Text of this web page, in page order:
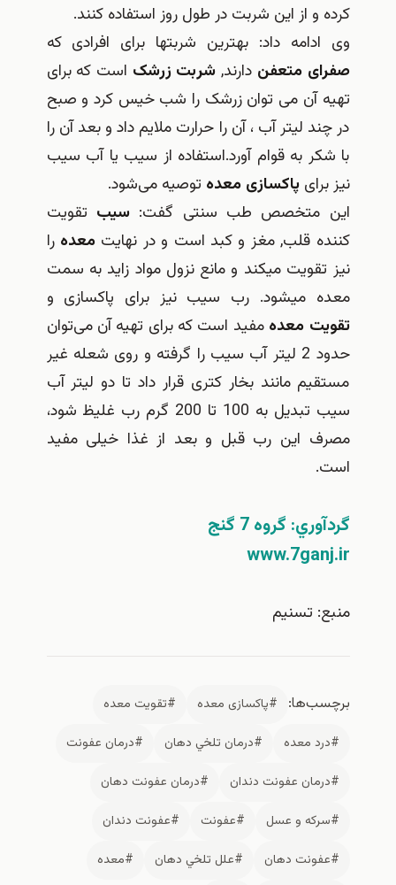
کرده و از این شربت در طول روز استفاده کنند.
وی ادامه داد: بهترین شربت‎ها برای افرادی که
صفرای متعفن دارند, شربت زرشک است که برای
تهیه آن می توان زرشک را شب خیس کرد و صبح
در چند لیتر آب ، آن را حرارت ملایم داد و بعد آن را
با شکر به قوام آورد.استفاده از سیب یا آب سیب
نیز برایپاکسازی معده توصیه می‎‌شود.
این متخصص طب سنتی گفت:سیب تقویت
کننده قلب, مغز و کبد است و در نهایتمعده را
نیز تقویت می‎کند و مانع نزول مواد زاید به سمت
معده می‎شود. رب سیب نیز برای پاکسازی و
تقویت معده مفید است که برای تهیه آن می‌توان
حدود 2 لیتر آب سیب را گرفته و روی شعله غیر
مستقیم مانند بخار کتری قرار داد تا دو لیتر آب
سیب تبدیل به 100 تا 200 گرم رب غلیظ ‎شود،
مصرف این رب قبل و بعد از غذا خیلی مفید
است.
گردآوري: گروه 7 گنج
www.7ganj.ir
منبع: تسنيم
برچسب‌ها: #پاکسازی معده
#تقویت معده
#درد معده
#درمان تلخي دهان
#درمان عفونت
#درمان عفونت دندان
#درمان عفونت دهان
#سركه و عسل
#عفونت
#عفونت دندان
#عفونت دهان
#علل تلخي دهان
#معده